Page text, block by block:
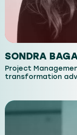
SONDRA
Project
transformation